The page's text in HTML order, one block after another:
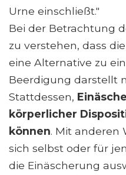
Urne einschließt."
Bei der Betrachtung
zu verstehen, dass
eine Alternative zu
Beerdigung darstellt
Stattdessen,
körperlicher
können. Mit anderen
sich selbst oder für
die Einäscherung